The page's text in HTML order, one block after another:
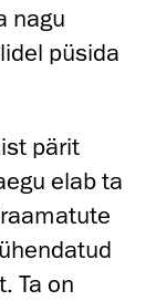
nagu
püsida
pärit
elab ta
Ta on